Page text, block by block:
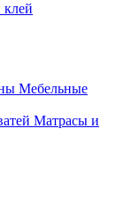
Мебельные
Матрасы и